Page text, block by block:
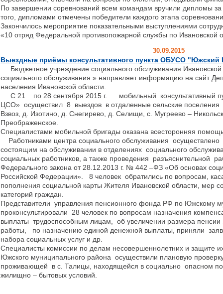
По завершении соревнований всем командам вручили дипломы за
того, дипломами отмечены победители каждого этапа
Закончилось мероприятие показательными выступлениями
«10 отряд Федеральной противопожарной службы по Ивановской
30.09.2015
Выездные приёмы консультативного пункта ОБУСО
Бюджетное учреждение социального обслуживания
социального обслуживания » направляет информацию на сайт
населения Ивановской области.
С 21 по 28 сентября 2015 г. мобильный консультативный
ЦСО» осуществил 8 выездов в отдаленные сельские
Взвоз, д. Изотино, д. Снегирево, д. Селищи, с. Мугреево –
Преображенское.
Специалистами мобильной бригады оказана всесторонняя
Работниками центра социального обслуживания
состоящим на обслуживании в отделениях социального
социальных работников, а также проведения разъяснительной
Федерального закона от 28.12.2013 г. № 442 –ФЗ «Об основах
Российской Федерации». 8 человек обратились по вопросам,
пополнения социальной карты Жителя Ивановской области, мер
категорий граждан.
Представители управления пенсионного фонда РФ по Южскому
проконсультировали 28 человек по вопросам назначения
выплаты трудоспособным лицам, об увеличении размера пенсии
работы, по назначению единой денежной выплаты, приняли
набора социальных услуг и др.
Специалисты комиссии по делам несовершеннолетних и защите
Южского муниципального района осуществили плановую
проживающей в с. Талицы, находящейся в социально опасном
жилищно – бытовых условий.